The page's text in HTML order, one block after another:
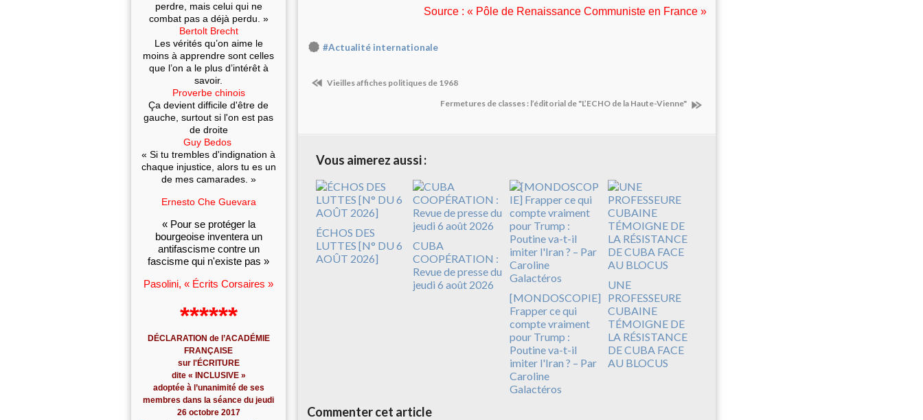
perdre, mais celui qui ne
combat pas a déjà perdu. »
Bertolt Brecht
Les vérités qu’on aime le
moins à apprendre sont celles
que l’on a le plus d’intérêt à
savoir.
Proverbe chinois
Ça devient difficile d'être de
gauche, surtout si l'on est pas
de droite
Guy Bedos
« Si tu trembles d'indignation à
chaque injustice, alors tu es un
de mes camarades. »
Ernesto Che Guevara
« Pour se protéger la
bourgeoise inventera un
antifascisme contre un
fascisme qui n'existe pas »
Pasolini, « Écrits Corsaires »
******
DÉCLARATION de l’ACADÉMIE
FRANÇAISE
sur l'ÉCRITURE
dite « INCLUSIVE »
adoptée à l’unanimité de ses
membres dans la séance du jeudi
26 octobre 2017
Source : « Pôle de Renaissance Communiste en France »
#Actualité internationale
Vieilles affiches politiques de 1968
Fermetures de classes : l’éditorial de "L’ECHO de la Haute-Vienne"
Vous aimerez aussi :
ÉCHOS DES
LUTTES [N° DU 6
AOÛT 2026]
CUBA
COOPÉRATION :
Revue de presse du
jeudi 6 août 2026
[MONDOSCOPIE]
Frapper ce qui
compte vraiment
pour Trump :
Poutine va-t-il
imiter l'Iran ? – Par
Caroline
Galactéros
UNE
PROFESSEURE
CUBAINE
TÉMOIGNE DE
LA RÉSISTANCE
DE CUBA FACE
AU BLOCUS
Commenter cet article